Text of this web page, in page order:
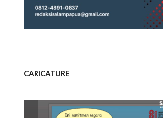
CARICATURE